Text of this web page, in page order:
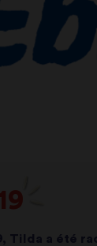
Tilda a été